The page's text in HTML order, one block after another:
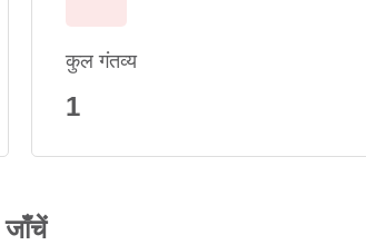
कुल गंतव्य
1
जाँचें